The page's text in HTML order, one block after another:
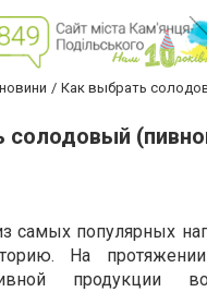
Как выбрать
солодовый
самых популярных
На
продукции